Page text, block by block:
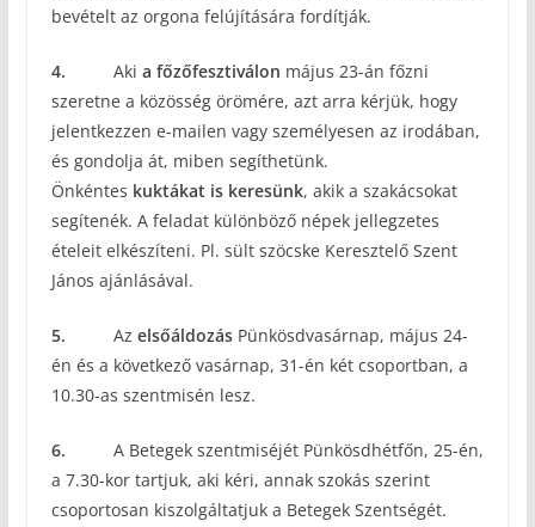
bevételt az orgona felújítására fordítják.
4. Aki a főzőfesztiválon május 23-án főzni
szeretne a közösség örömére, azt arra kérjük, hogy
jelentkezzen e-mailen vagy személyesen az irodában,
és gondolja át, miben segíthetünk.
Önkéntes kuktákat is keresünk, akik a szakácsokat
segítenék. A feladat különböző népek jellegzetes
ételeit elkészíteni. Pl. sült szöcske Keresztelő Szent
János ajánlásával.
5. Az elsőáldozásPünkösdvasárnap, május 24-
én és a következő vasárnap, 31-én két csoportban, a
10.30-as szentmisén lesz.
6. A Betegek szentmiséjét Pünkösdhétfőn, 25-én,
a 7.30-kor tartjuk, aki kéri, annak szokás szerint
csoportosan kiszolgáltatjuk a Betegek Szentségét.